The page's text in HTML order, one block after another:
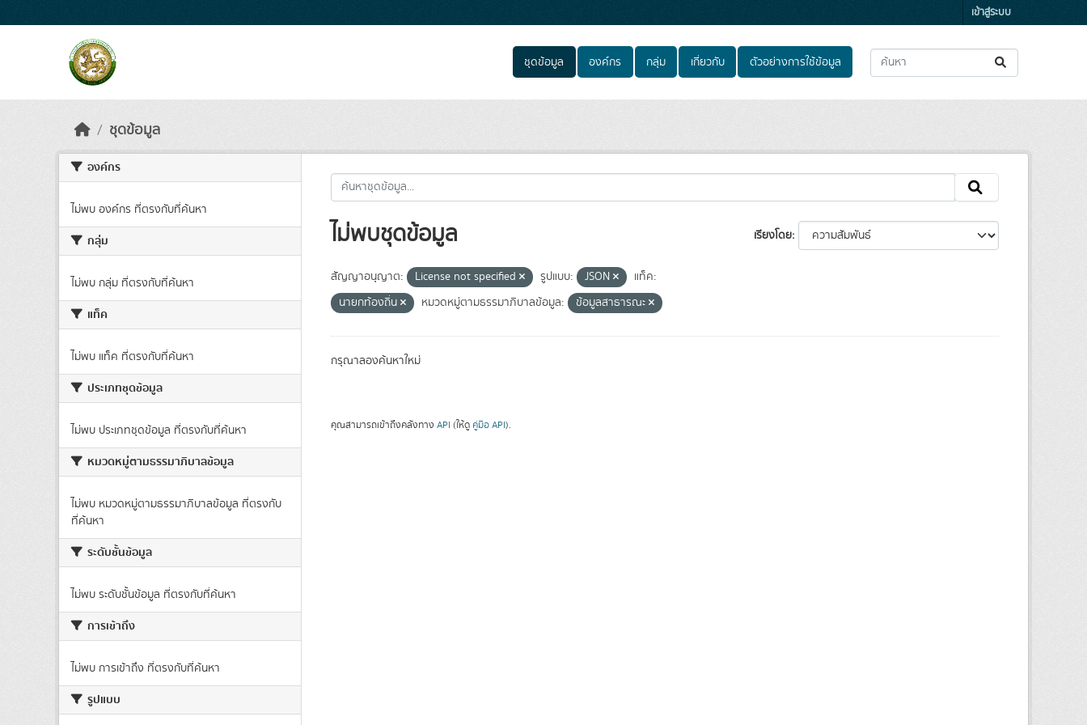
เข้าสู่ระบบ
ชุดข้อมูล องค์กร กลุ่ม เกี่ยวกับ ตัวอย่างการใช้ข้อมูล
ชุดข้อมูล
องค์กร
ไม่พบ องค์กร ที่ตรงกับที่ค้นหา
กลุ่ม
ไม่พบ กลุ่ม ที่ตรงกับที่ค้นหา
แท็ค
ไม่พบ แท็ค ที่ตรงกับที่ค้นหา
ประเภทชุดข้อมูล
ไม่พบ ประเภทชุดข้อมูล ที่ตรงกับที่ค้นหา
หมวดหมู่ตามธรรมาภิบาลข้อมูล
ไม่พบ หมวดหมู่ตามธรรมาภิบาลข้อมูล ที่ตรงกับ
ที่ค้นหา
ระดับชั้นข้อมูล
ไม่พบ ระดับชั้นข้อมูล ที่ตรงกับที่ค้นหา
การเข้าถึง
ไม่พบ การเข้าถึง ที่ตรงกับที่ค้นหา
รูปแบบ
เรียงโดย
ไม่พบชุดข้อมูล
สัญญาอนุญาต: License not specified รูปแบบ: JSON
แท็ค:
นายกท้องถิ่น
หมวดหมู่ตามธรรมาภิบาลข้อมูล: ข้อมูลสาธารณะ
กรุณาลองค้นหาใหม่
คุณสามารถเข้าถึงคลังทาง API (ให้ดู คู่มือ API).